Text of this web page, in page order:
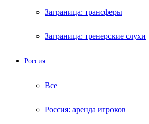
Заграница: трансферы
Заграница: тренерские слухи
Россия
Все
Россия: аренда игроков